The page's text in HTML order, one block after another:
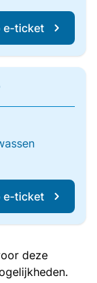
e-ticket
e-ticket
deze